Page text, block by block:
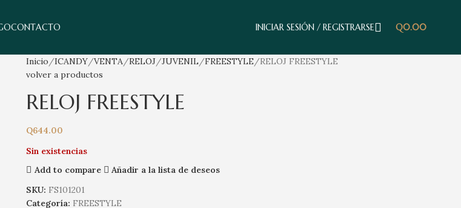
CONTACTO INICIAR SESIÓN / REGISTRARSE Q0.00
Inicio ICANDY VENTA RELOJ JUVENIL FREESTYLE
RELOJ FREESTYLE
volver a productos
RELOJ FREESTYLE
Q644.00
Sin existencias
Add to compare
Añadir a la lista de deseos
SKU: FS101201
Categoría: FREESTYLE